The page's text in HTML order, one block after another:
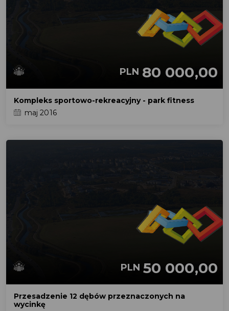
PLN 80 000,00
Kompleks sportowo-rekreacyjny - park fitness
maj 2016
PLN 50 000,00
Przesadzenie 12 dębów przeznaczonych na
wycinkę